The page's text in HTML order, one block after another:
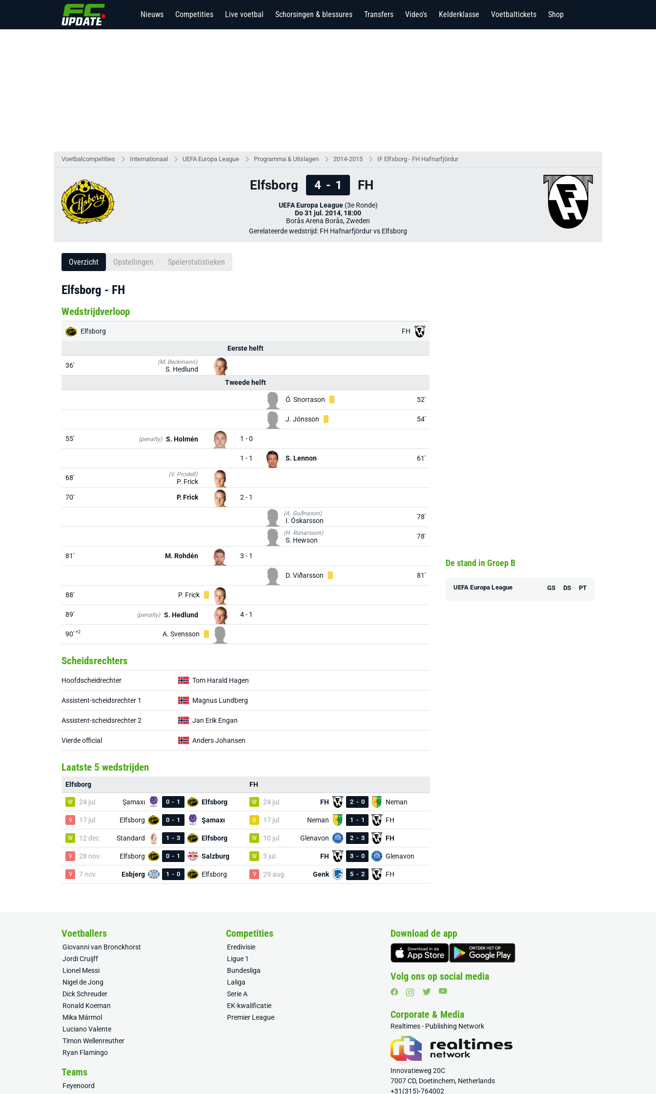
Nieuws Competities Live voetbal Schorsingen & blessures Transfers Video's Kelderklasse Voetbaltickets Shop
Voetbalcompetities Internationaal UEFA Europa League Programma & Uitslagen 2014-2015 IF Elfsborg - FH Hafnarfjördur
Elfsborg 4 - 1 FH
UEFA Europa League(3e Ronde)
Do 31 jul. 2014, 18:00
Borås Arena Borås, Zweden
Gerelateerde wedstrijd: FH Hafnarfjördur vs Elfsborg
Overzicht Opstellingen Spelerstatistieken
Elfsborg - FH
Wedstrijdverloop
Elfsborg FH
Eerste helft
36' (M. Beckmann)
S. Hedlund
Tweede helft
Ó. Snorrason 52'
J. Jónsson 54'
55' (penalty) S. Holmén 1 - 0
1 - 1 S. Lennon 61'
68' (V. Prodell)
P. Frick
70'
P. Frick 2 - 1
(A. Guðnason)
I. Óskarsson 78'
(H. Rúnarsson)
S. Hewson 78'
81' M. Rohdén 3 - 1
D. Viðarsson 81'
88' P. Frick
89' (penalty) S. Hedlund 4 - 1
90' +2 A. Svensson
Scheidsrechters
Hoofdscheidrechter Tom Harald Hagen
Assistent-scheidsrechter 1 Magnus Lundberg
Assistent-scheidsrechter 2 Jan Erik Engan
Vierde official Anders Johansen
Laatste 5 wedstrijden
Elfsborg
W 24 jul. Şamaxı 0 - 1 Elfsborg
V 17 jul. Elfsborg 0 - 1 Şamaxı
W 12 dec. Standard 1 - 3 Elfsborg
V 28 nov. Elfsborg 0 - 1 Salzburg
V 7 nov. Esbjerg 1 - 0 Elfsborg
FH
W 24 jul. FH 2 - 0 Neman
G 17 jul. Neman 1 - 1 FH
W 10 jul. Glenavon 2 - 3 FH
W 3 jul. FH 3 - 0 Glenavon
V 29 aug. Genk 5 - 2 FH
De stand in Groep B
UEFA Europa League GS DS PT
Voetballers
Giovanni van Bronckhorst
Jordi Cruijff
Lionel Messi
Nigel de Jong
Dick Schreuder
Ronald Koeman
Mika Mármol
Luciano Valente
Timon Wellenreuther
Ryan Flamingo
Competities
Eredivisie
Ligue 1
Bundesliga
Laliga
Serie A
EK-kwalificatie
Premier League
Teams
Feyenoord
Download de app
Volg ons op social media
Corporate & Media
Realtimes - Publishing Network
Innovatieweg 20C
7007 CD, Doetinchem, Netherlands
+31(315)-764002